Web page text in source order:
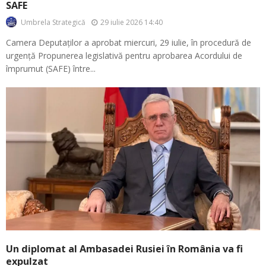
SAFE
Umbrela Strategică 29 iulie 2026 14:40
Camera Deputaților a aprobat miercuri, 29 iulie, în procedură de
urgență Propunerea legislativă pentru aprobarea Acordului de
împrumut (SAFE) între...
Un diplomat al Ambasadei Rusiei în România va fi
expulzat